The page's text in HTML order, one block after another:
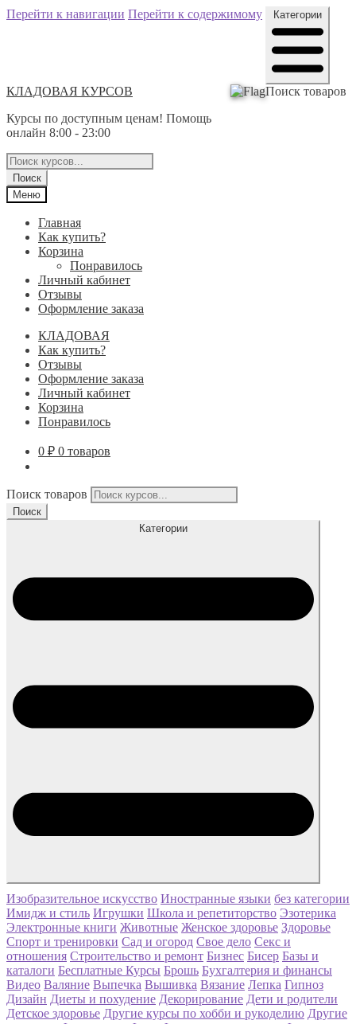
Перейти к навигации Перейти к содержимому
КЛАДОВАЯ КУРСОВ
Курсы по доступным ценам! Помощь
онлайн 8:00 - 23:00
Категории
Поиск товаров
Поиск
Меню
Главная
Как купить?
Корзина
Понравилось
Личный кабинет
Отзывы
Оформление заказа
КЛАДОВАЯ
Как купить?
Отзывы
Оформление заказа
Личный кабинет
Корзина
Понравилось
0 ₽ 0 товаров
Поиск товаров
Поиск
Категории
Изобразительное искусство Иностранные языки без категории
Имидж и стиль Игрушки Школа и репетиторство Эзотерика
Электронные книги Животные Женское здоровье Здоровье
Спорт и тренировки Сад и огород Свое дело Секс и
отношения Строительство и ремонт Бизнес Бисер Базы и
каталоги Бесплатные Курсы Брошь Бухгалтерия и финансы
Видео Валяние Выпечка Вышивка Вязание Лепка Гипноз
Дизайн Диеты и похудение Декорирование Дети и родители
Детское здоровье Другие курсы по хобби и рукоделию Другие